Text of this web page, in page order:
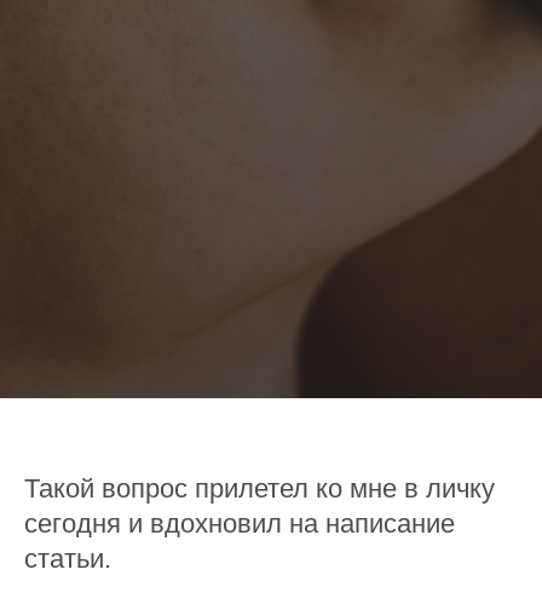
Такой вопрос прилетел ко мне в личку
сегодня и вдохновил на написание
статьи.